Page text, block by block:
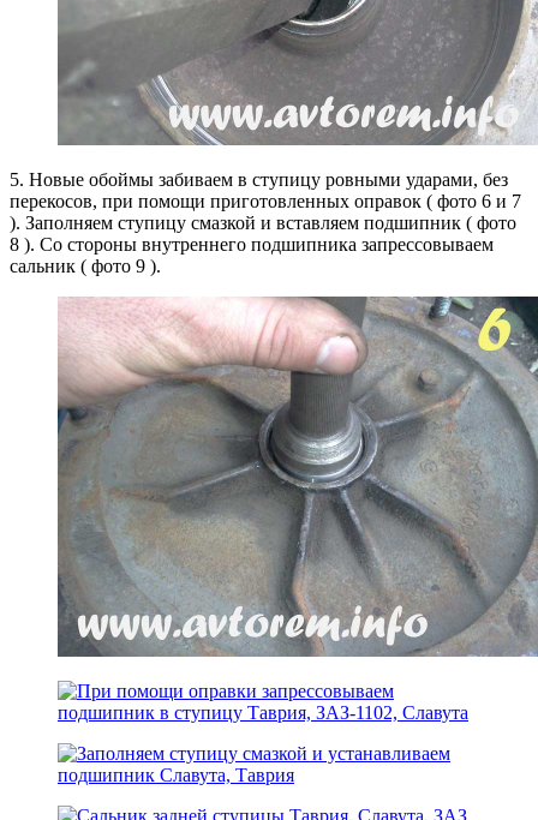
5. Новые обоймы забиваем в ступицу ровными ударами, без
перекосов, при помощи приготовленных оправок ( фото 6 и 7
). Заполняем ступицу смазкой и вставляем подшипник ( фото
8 ). Со стороны внутреннего подшипника запрессовываем
сальник ( фото 9 ).